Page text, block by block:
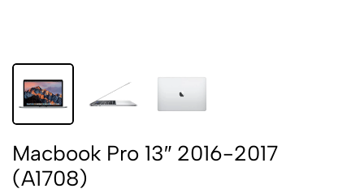
Macbook Pro 13″ 2016-2017
(A1708)